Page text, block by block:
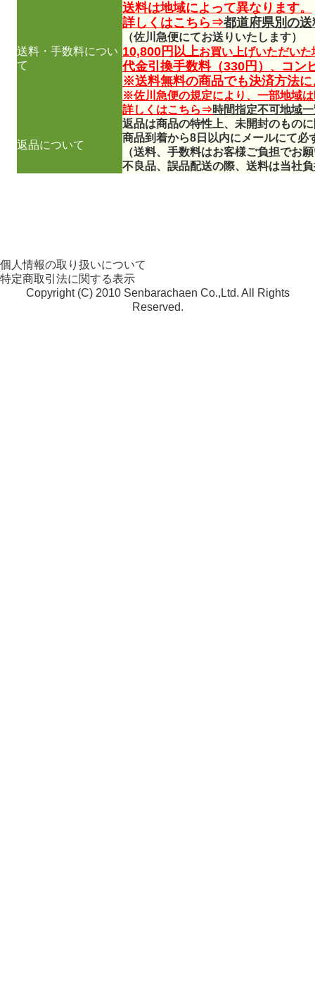
送料・手数料につい
て
送料は地域によって異なります。
詳しくはこちら⇒都道府県別の
（佐川急便にてお送りいたします）
10,800円以上お買い上げいただいた
代金引換手数料（330円） 、
コン
※送料無料の商品でも決済方法
※佐川急便の規定により、一部地域
詳しくはこちら⇒時間指定不可地域
返品について
返品は商品の特性上、未開封のもの
商品到着から8日以内にメールにて必
（送料、手数料はお客様ご負担でお
不良品、誤品配送の際、送料は当社
個人情報の取り扱いについて
特定商取引法に関する表示
Copyright (C) 2010 Senbarachaen Co.,Ltd. All Rights
Reserved.